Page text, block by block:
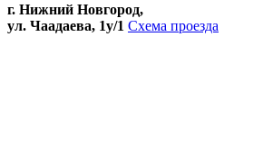
г. Нижний Новгород,
ул. Чаадаева, 1у/1 Схема проезда